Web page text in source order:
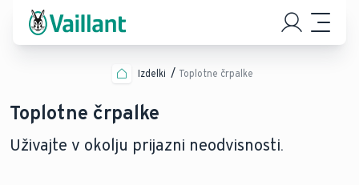
Izdelki Toplotne črpalke
Toplotne črpalke
Uživajte v okolju prijazni neodvisnosti.